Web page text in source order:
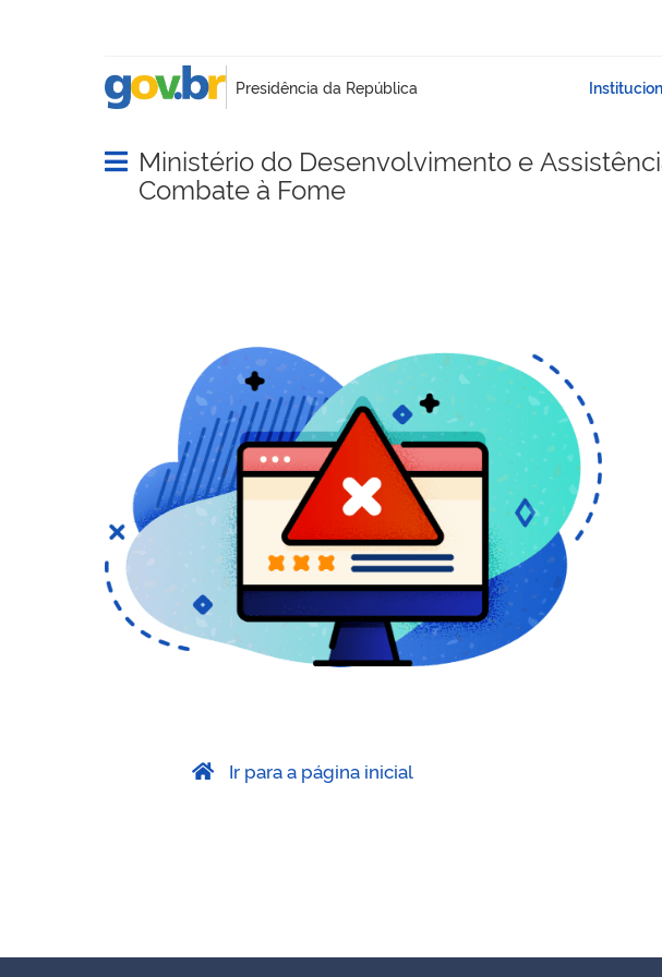
Abrir menu principal de navegação
Ministério do Desenvolvimento e
Combate à Fome
Ir para a página inicial